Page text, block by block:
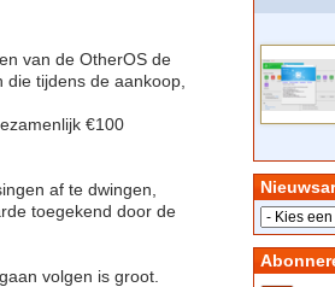
van de OtherOS de
tijdens de aankoop,
€100
af te dwingen,
toegekend door de
volgen is groot.